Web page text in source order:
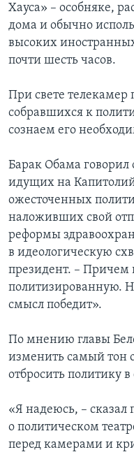
НЬЮ-ЙОРК NEW YORK
АМЕРИКА. БОЛЬШОЕ
ТЕСТЫ
ВИДЕО
ПОДПИСКА НА
СОЦИАЛЬНЫЕ СЕТИ
Языки
Хауса» – особняке,
дома и обычно
высоких
почти шесть часов.
При свете телекамер
собравшихся к
сознаем его
Барак Обама говорил
идущих на
ожесточенных
наложивших свой
реформы
в идеологическую
президент. – Причем
политизированную.
смысл победит».
По мнению главы
изменить самый тон
отбросить политику
«Я надеюсь, – сказал
о политическом
перед камерами и